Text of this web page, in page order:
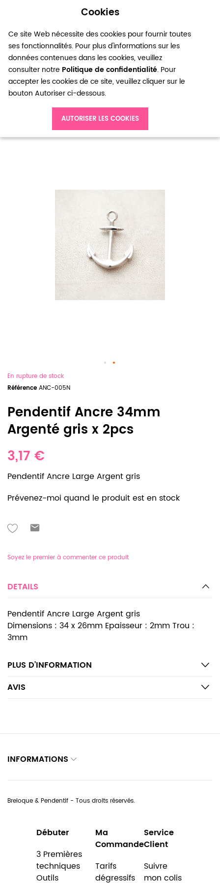
Cookies
Ce site Web nécessite des cookies pour fournir toutes
ses fonctionnalités. Pour plus d'informations sur les
données contenues dans les cookies, veuillez
consulter notre Politique de confidentialité. Pour
accepter les cookies de ce site, veuillez cliquer sur le
bouton Autoriser ci-dessous.
AUTORISER LES COOKIES
0
Pendentif Ancre 34mm Argenté gris x 2pcs
En rupture de stock
Référence ANC-005N
Pendentif Ancre 34mm
Argenté gris x 2pcs
3,17 €
Pendentif Ancre Large Argent gris
Prévenez-moi quand le produit est en stock
Soyez le premier à commenter ce produit
DETAILS
Pendentif Ancre Large Argent gris
Dimensions : 34 x 26mm Epaisseur : 2mm Trou :
3mm
PLUS D’INFORMATION
AVIS
INFORMATIONS
Breloque & Pendentif - Tous droits réservés.
Débuter
3 Premières
techniques
Outils
Ma
Commande
Tarifs
dégressifs
Service
Client
Suivre
mon colis